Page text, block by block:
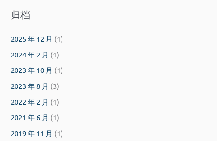
归档
2025 年 12 月 (1)
2024 年 2 月 (1)
2023 年 10 月 (1)
2023 年 8 月 (3)
2022 年 2 月 (1)
2021 年 6 月 (1)
2019 年 11 月 (1)